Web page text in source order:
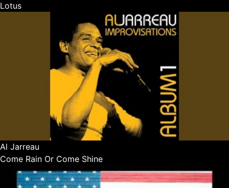
Lotus
Al Jarreau
Come Rain Or Come Shine